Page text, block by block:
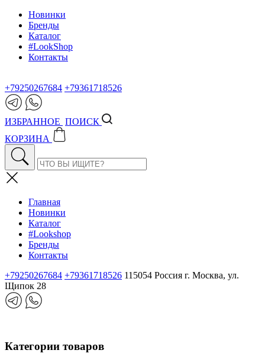
Новинки
Бренды
Каталог
#LookShop
Контакты
+79250267684 +79361718526
ИЗБРАННОЕ ПОИСК
КОРЗИНА
Главная
Новинки
Каталог
#Lookshop
Бренды
Контакты
+79250267684 +79361718526 115054 Россия г. Москва, ул.
Щипок 28
Категории товаров